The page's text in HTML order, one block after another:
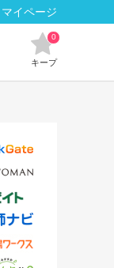
イページ
キープ
0